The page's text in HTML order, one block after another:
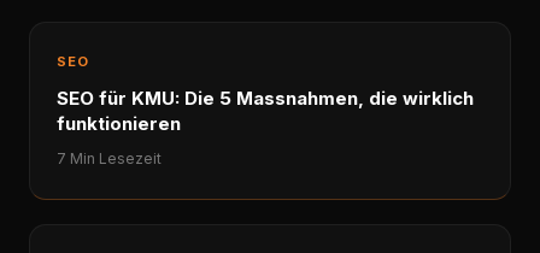
SEO
SEO für KMU: Die 5 Massnahmen, die wirklich
funktionieren
7 Min Lesezeit